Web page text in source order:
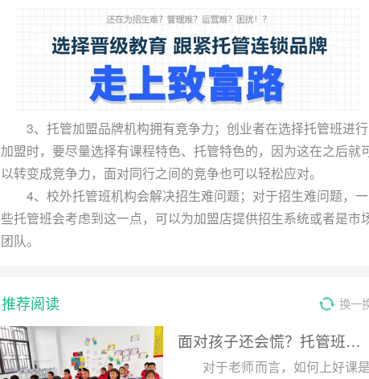
3、托管加盟品牌机构拥有竞争力；创业者在选择托管班进行
加盟时，要尽量选择有课程特色、托管特色的，因为这在之后就
以转变成竞争力，面对同行之间的竞争也可以轻松应对。
4、校外托管班机构会解决招生难问题；对于招生难问题，一
些托管班会考虑到这一点，可以为加盟店提供招生系统或者是市
团队。
推荐阅读 换一
面对孩子还会慌？托管班老师赶紧苦练这些基本功
对于老师而言，如何上好课是